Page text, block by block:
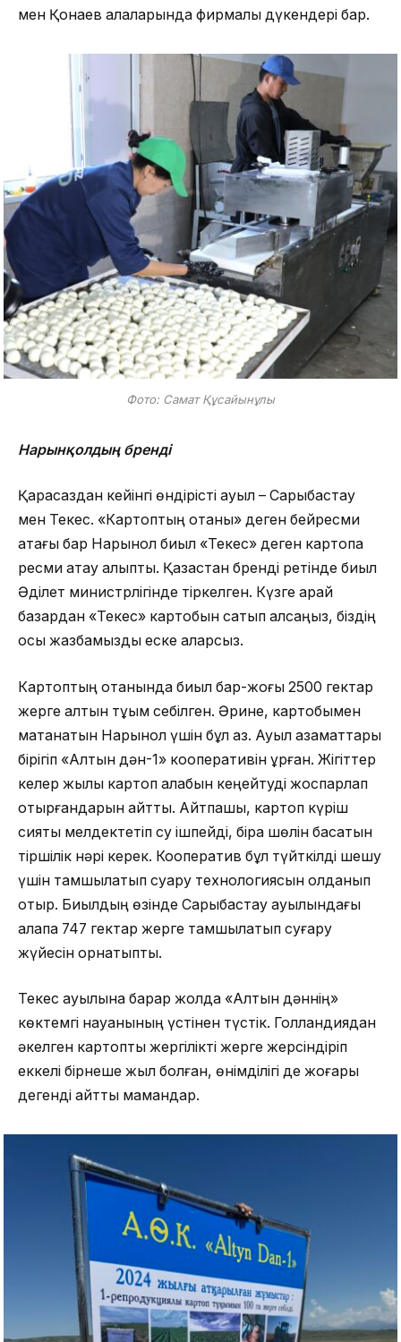
мен Қонаев қалаларында фирмалық дүкендері бар.
Фото: Самат Құсайынұлы
Нарынқолдың бренді
Қарасаздан кейінгі өндірісті ауыл – Сарыбастау
мен Текес. «Картоптың отаны» деген бейресми
атағы бар Нарынқол биыл «Текес» деген картопқа
ресми атау алыпты. Қазақстан бренді ретінде биыл
Әділет министрлігінде тіркелген. Күзге қарай
базардан «Текес» картобын сатып алсаңыз, біздің
осы жазбамызды еске аларсыз.
Картоптың отанында биыл бар-жоғы 2500 гектар
жерге алтын тұқым себілген. Әрине, картобымен
мақтанатын Нарынқол үшін бұл аз. Ауыл азаматтары
бірігіп «Алтын дән-1» кооперативін құрған. Жігіттер
келер жылы картоп алқабын кеңейтуді жоспарлап
отырғандарын айтты. Айтпақшы, картоп күріш
сияқты мелдектетіп су ішпейді, бірақ шөлін басатын
тіршілік нәрі керек. Кооператив бұл түйткілді шешу
үшін тамшылатып суару технологиясын қолданып
отыр. Биылдың өзінде Сарыбастау ауылындағы
алқапқа 747 гектар жерге тамшылатып суғару
жүйесін орнатыпты.
Текес ауылына барар жолда «Алтын дәннің»
көктемгі науқанының үстінен түстік. Голландиядан
әкелген картопты жергілікті жерге жерсіндіріп
еккелі бірнеше жыл болған, өнімділігі де жоғары
дегенді айтты мамандар.